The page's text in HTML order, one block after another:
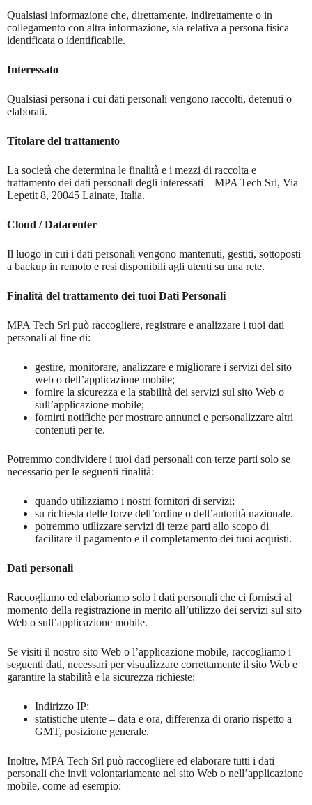
Qualsiasi informazione che, direttamente, indirettamente o in
collegamento con altra informazione, sia relativa a persona fisica
identificata o identificabile.
Interessato
Qualsiasi persona i cui dati personali vengono raccolti, detenuti o
elaborati.
Titolare del trattamento
La società che determina le finalità e i mezzi di raccolta e
trattamento dei dati personali degli interessati – MPA Tech Srl, Via
Lepetit 8, 20045 Lainate, Italia.
Cloud / Datacenter
Il luogo in cui i dati personali vengono mantenuti, gestiti, sottoposti
a backup in remoto e resi disponibili agli utenti su una rete.
Finalità del trattamento dei tuoi Dati Personali
MPA Tech Srl può raccogliere, registrare e analizzare i tuoi dati
personali al fine di:
gestire, monitorare, analizzare e migliorare i servizi del sito
web o dell’applicazione mobile;
fornire la sicurezza e la stabilità dei servizi sul sito Web o
sull’applicazione mobile;
fornirti notifiche per mostrare annunci e personalizzare altri
contenuti per te.
Potremmo condividere i tuoi dati personali con terze parti solo se
necessario per le seguenti finalità:
quando utilizziamo i nostri fornitori di servizi;
su richiesta delle forze dell’ordine o dell’autorità nazionale.
potremmo utilizzare servizi di terze parti allo scopo di
facilitare il pagamento e il completamento dei tuoi acquisti.
Dati personali
Raccogliamo ed elaboriamo solo i dati personali che ci fornisci al
momento della registrazione in merito all’utilizzo dei servizi sul sito
Web o sull’applicazione mobile.
Se visiti il ​​nostro sito Web o l’applicazione mobile, raccogliamo i
seguenti dati, necessari per visualizzare correttamente il sito Web e
garantire la stabilità e la sicurezza richieste:
Indirizzo IP;
statistiche utente – data e ora, differenza di orario rispetto a
GMT, posizione generale.
Inoltre, MPA Tech Srl può raccogliere ed elaborare tutti i dati
personali che invii volontariamente nel sito Web o nell’applicazione
mobile, come ad esempio: